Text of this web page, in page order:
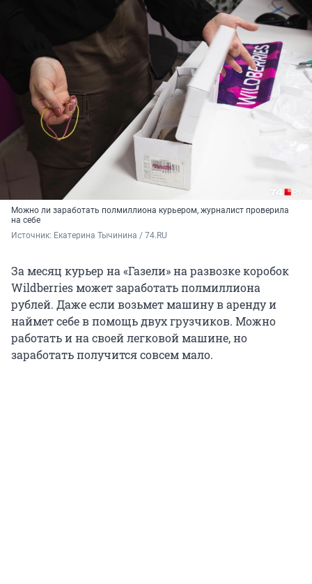
Можно ли заработать полмиллиона курьером, журналист проверила
на себе
Источник: Екатерина Тычинина / 74.RU
За месяц курьер на «Газели» на развозке коробок
Wildberries может заработать полмиллиона
рублей. Даже если возьмет машину в аренду и
наймет себе в помощь двух грузчиков. Можно
работать и на своей легковой машине, но
заработать получится совсем мало.